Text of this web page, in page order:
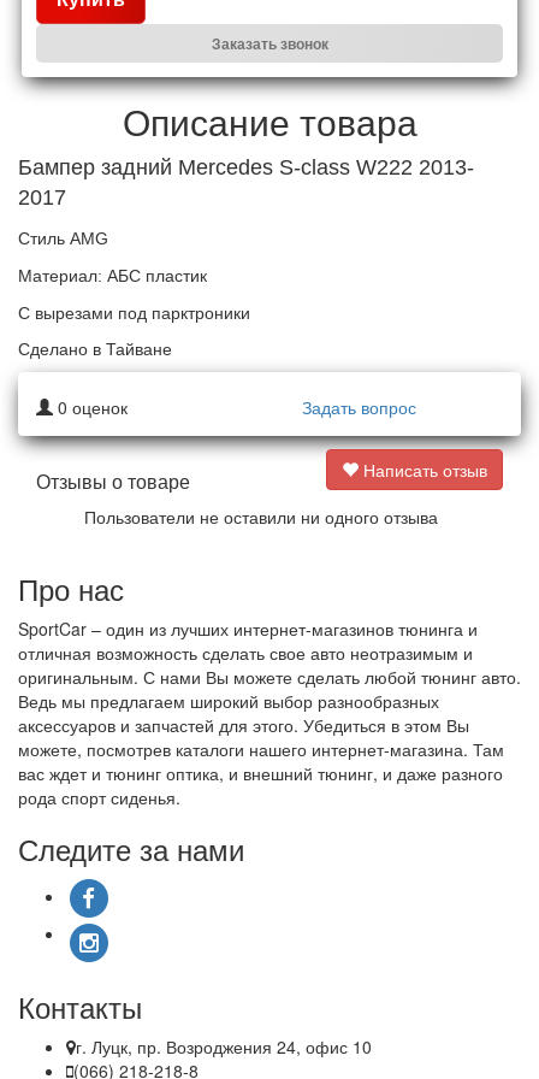
Заказать звонок
Описание товара
Бампер задний Mercedes S-class W222 2013-
2017
Стиль AMG
Материал: АБС пластик
С вырезами под парктроники
Сделано в Тайване
0 оценок Задать вопрос
Отзывы о товаре
Написать отзыв
Пользователи не оставили ни одного отзыва
Про нас
SportCar – один из лучших интернет-магазинов тюнинга и
отличная возможность сделать свое авто неотразимым и
оригинальным. С нами Вы можете сделать любой тюнинг авто.
Ведь мы предлагаем широкий выбор разнообразных
аксессуаров и запчастей для этого. Убедиться в этом Вы
можете, посмотрев каталоги нашего интернет-магазина. Там
вас ждет и тюнинг оптика, и внешний тюнинг, и даже разного
рода спорт сиденья.
Следите за нами
Контакты
г. Луцк, пр. Возроджения 24, офис 10
(066) 218-218-8